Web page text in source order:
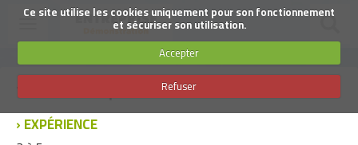
Ce site utilise les cookies uniquement pour son fonctionnement
et sécuriser son utilisation.
Accepter
Refuser
Aller
contenu
principal
navigation
SUIVEZ-NOUS
Technicien réparateur 2
EXPÉRIENCE